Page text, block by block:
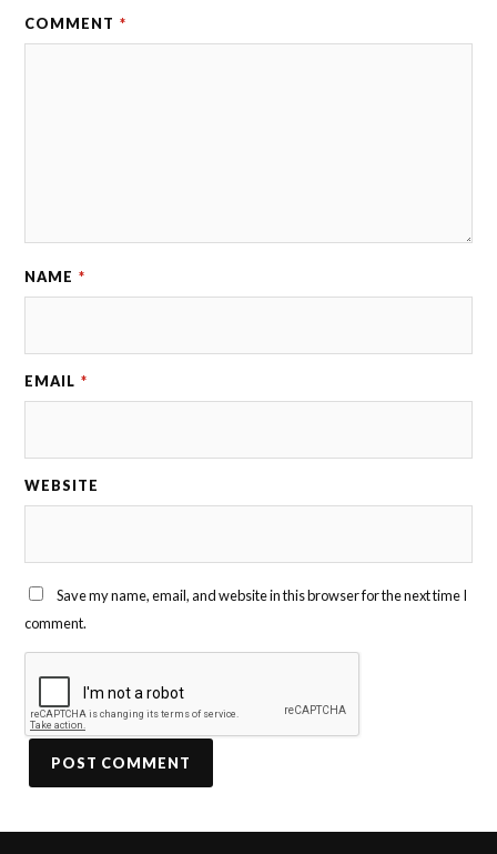
COMMENT *
NAME *
EMAIL *
WEBSITE
Save my name, email, and website in this browser for the next time I
comment.